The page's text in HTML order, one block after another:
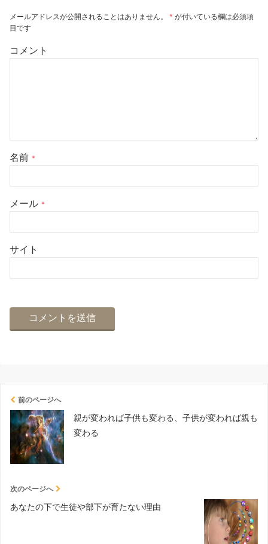
メールアドレスが公開されることはありません。 * が付いている欄は必須項
目です
コメント
名前 *
メール *
サイト
前のページへ
親が変われば子供も変わる、子供が変われば親も
変わる
次のページへ
あなたの下で生徒や部下が育たない理由